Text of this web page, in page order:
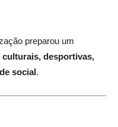
preparou um
culturais, desportivas,
social.